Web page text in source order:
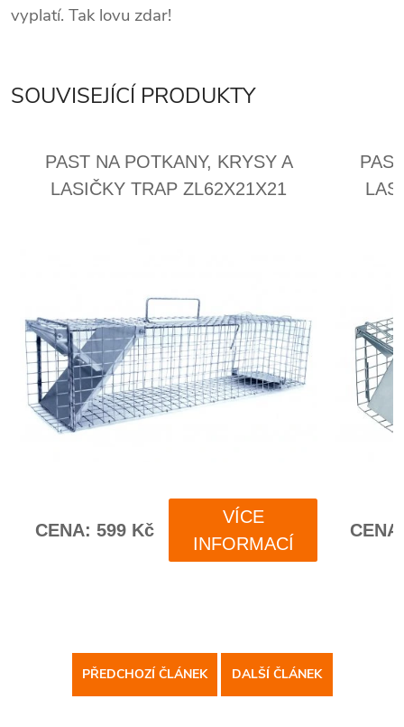
vyplatí. Tak lovu zdar!
SOUVISEJÍCÍ PRODUKTY
PŘEDCHOZÍ ČLÁNEK DALŠÍ ČLÁNEK